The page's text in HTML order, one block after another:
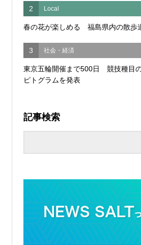
2 Local
春の花が楽しめる 福島県内の散歩
3 社会・経済
東京五輪開催まで500日 競技種目
ピトグラムを発表
記事検索